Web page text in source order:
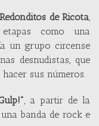
de Ricota
como una
un grupo circense
desnudistas, que
sus números.
, a partir de la
banda de rock e